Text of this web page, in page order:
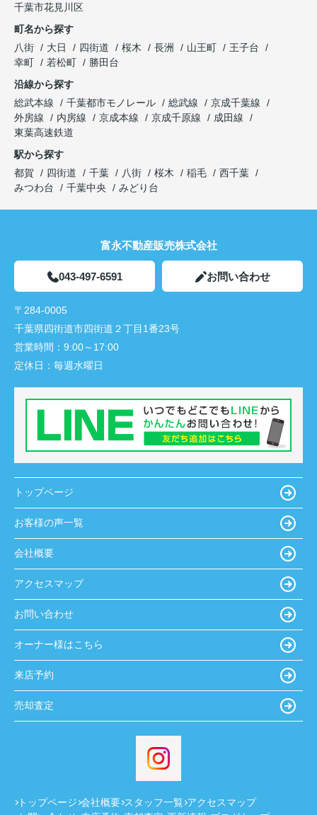
千葉市花見川区
町名から探す
八街
大日 四街道 桜木 長洲 山王町
王子台
幸町
若松町
勝田台
沿線から探す
総武本線
千葉都市モノレール 総武線
京成千葉線
外房線
内房線 京成本線 京成千原線
成田線
東葉高速鉄道
駅から探す
都賀
四街道 千葉 八街 桜木 稲毛
西千葉
みつわ台
千葉中央 みどり台
富永不動産販売株式会社
043-497-6591 お問い合わせ
〒284-0005
千葉県四街道市四街道２丁目1番23号
営業時間： 9:00～17:00
定休日： 毎週水曜日
トップページ
お客様の声一覧
会社概要
アクセスマップ
お問い合わせ
オーナー様はこちら
来店予約
売却査定
トップページ 会社概要 スタッフ一覧 アクセスマップ